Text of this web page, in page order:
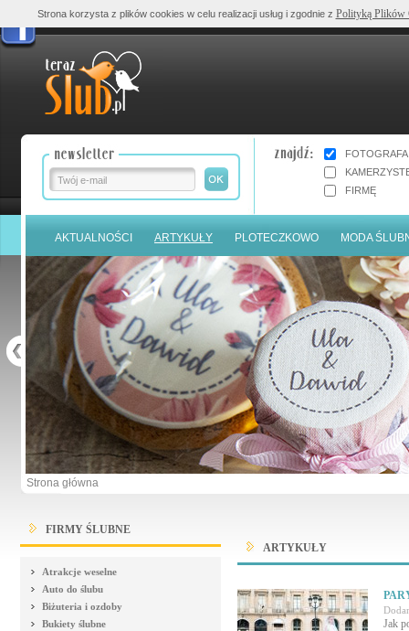
FOTOGRAFA
FIRMĘ
AKTUALNOŚCI ARTYKUŁY PLOTECZKOWO MODA
Strona główna
FIRMY ŚLUBNE
Atrakcje weselne
Auto do ślubu
Biżuteria i ozdoby
Bukiety ślubne
ARTYKUŁY
Jak
Strona korzysta z plików cookies w celu realizacji usług i zgodnie z Polityką Plików